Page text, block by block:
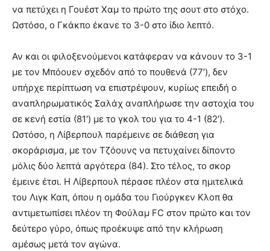
να πετύχει η Γουέστ Χαμ το πρώτο της σουτ στο στόχο.
Ωστόσο, ο Γκάκπο έκανε το 3-0 στο ίδιο λεπτό.
Αν και οι φιλοξενούμενοι κατάφεραν να κάνουν το 3-1
με τον Μπόουεν σχεδόν από το πουθενά (77′), δεν
υπήρχε περίπτωση να επιστρέψουν, κυρίως επειδή ο
αναπληρωματικός Σαλάχ αναπλήρωσε την αστοχία του
σε κενή εστία (81′) με το γκολ του για το 4-1 (82′).
Ωστόσο, η Λίβερπουλ παρέμεινε σε διάθεση για
σκοράρισμα, με τον Τζόουνς να πετυχαίνει δίποντο
μόλις δύο λεπτά αργότερα (84). Στο τέλος, το σκορ
έμεινε έτσι. Η Λίβερπουλ πέρασε πλέον στα ημιτελικά
του Λιγκ Καπ, όπου η ομάδα του Γιούργκεν Κλοπ θα
αντιμετωπίσει πλέον τη Φούλαμ FC στον πρώτο και τον
δεύτερο γύρο, όπως προέκυψε από την κλήρωση
αμέσως μετά τον αγώνα.